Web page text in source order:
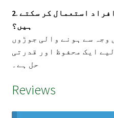
2. کیا اسے بڑھتی عمر کے افراد استعمال کر سکتے
ہیں؟
وجہ سے ہونے والی جوڑوں
ایک محفوظ اور قدرتی
حل ہے۔
Reviews